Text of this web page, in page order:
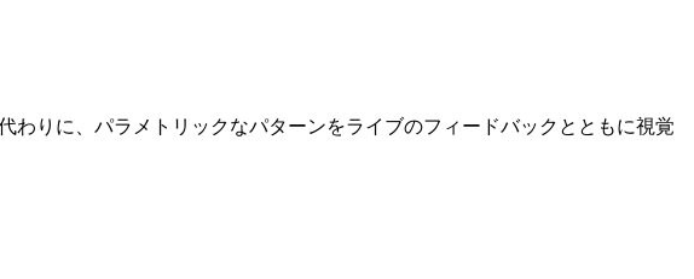
わりに、パラメトリックなパターンをライブのフィードバックとともに視覚